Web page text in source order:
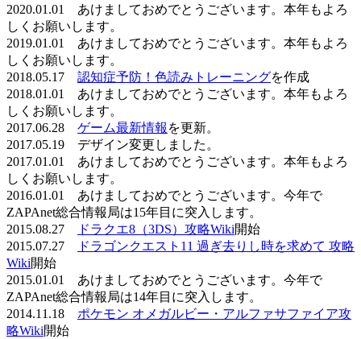
2020.01.01 あけましておめでとうございます。本年もよろ
しくお願いします。
2019.01.01 あけましておめでとうございます。本年もよろ
しくお願いします。
2018.05.17 認知症予防！色読みトレーニングを作成
2018.01.01 あけましておめでとうございます。本年もよろ
しくお願いします。
2017.06.28 ゲーム最新情報 を更新。
2017.05.19 デザイン変更しました。
2017.01.01 あけましておめでとうございます。本年もよろ
しくお願いします。
2016.01.01 あけましておめでとうございます。今年で
ZAPAnet総合情報局は15年目に突入します。
2015.08.27
ドラクエ8（3DS）攻略Wiki開始
2015.07.27
ドラゴンクエスト11 過ぎ去りし時を求めて 攻略
Wiki開始
2015.01.01 あけましておめでとうございます。今年で
ZAPAnet総合情報局は14年目に突入します。
2014.11.18 ポケモン オメガルビー・アルファサファイア攻
略Wiki開始